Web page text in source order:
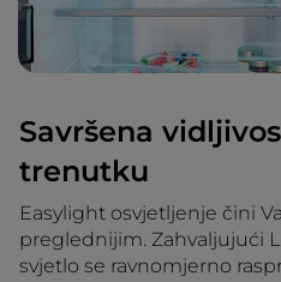
Savršena
trenutku
Easylight osvjetljenje čini
preglednijim. Zahvaljujući
svjetlo se ravnomjerno